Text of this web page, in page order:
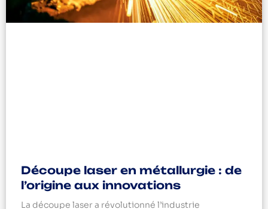
Découpe laser en métallurgie : de
l’origine aux innovations
La découpe laser a révolutionné l’industrie